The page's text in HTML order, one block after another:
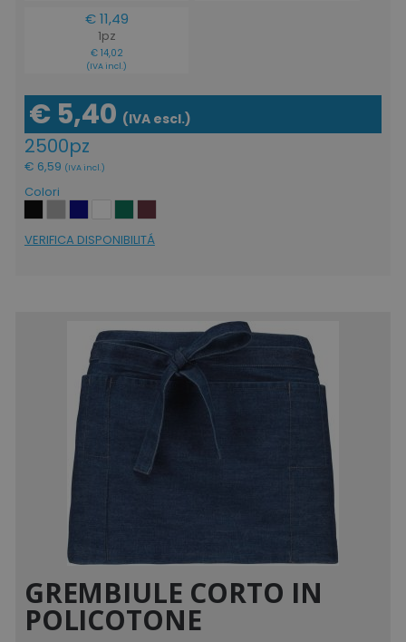
€ 11,49
1pz
€ 14,02
(IVA incl.)
€ 5,40 (IVA escl.)
2500pz
€ 6,59 (IVA incl.)
Colori
VERIFICA DISPONIBILITÁ
GREMBIULE CORTO IN
POLICOTONE